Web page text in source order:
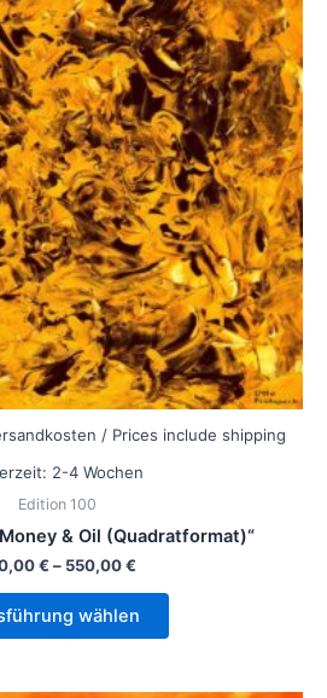
/ Prices include shipping
2-4 Wochen
Edition 100
& Oil (Quadratformat)“
€ – 550,00€
wählen
mehrere
Varianten
auf.
Die
Optionen
können
auf
der
Produktseite
gewählt
werden